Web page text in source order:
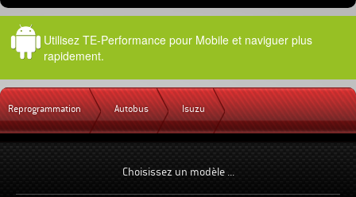
Utilisez TE-Performance pour Mobile et naviguer plus
rapidement.
Reprogrammation Autobus Isuzu
Choisissez un modèle ...